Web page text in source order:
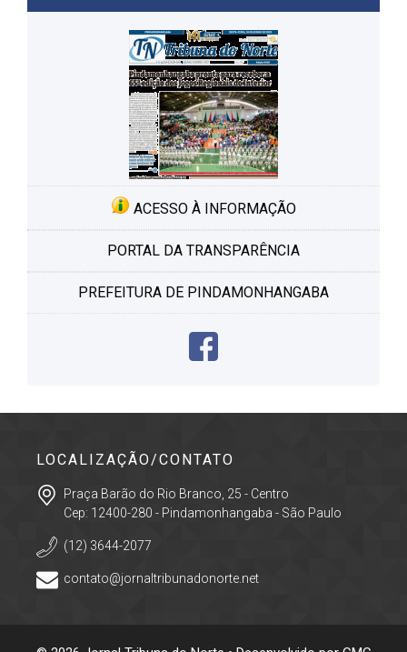
ACESSO À INFORMAÇÃO
PORTAL DA TRANSPARÊNCIA
PREFEITURA DE PINDAMONHANGABA
LOCALIZAÇÃO/CONTATO
Praça Barão do Rio Branco, 25 - Centro
Cep: 12400-280 - Pindamonhangaba - São Paulo
(12) 3644-2077
contato@jornaltribunadonorte.net